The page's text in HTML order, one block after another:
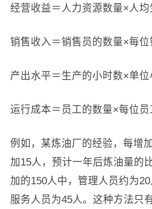
经营收益＝人力资源数量×人均
销售收入＝销售员的数量×每
产出水平＝生产的小时数×单位
运行成本＝员工的数量×每位
例如，某炼油厂的经验，每增
加15人，预计一年后炼油量的
加的150人中，管理人员约为20
服务人员为45人。这种方法只